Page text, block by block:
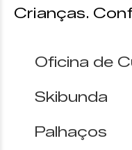
Crianças.
Oficina de
Skibunda
Palhaços